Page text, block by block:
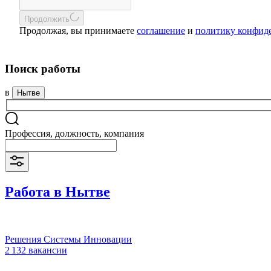
Продолжить
Продолжая, вы принимаете соглашение и политику
Поиск работы
в Нытве
Профессия, должность, компания
Работа в Нытве
Решения Системы Инновации
2 132 вакансии